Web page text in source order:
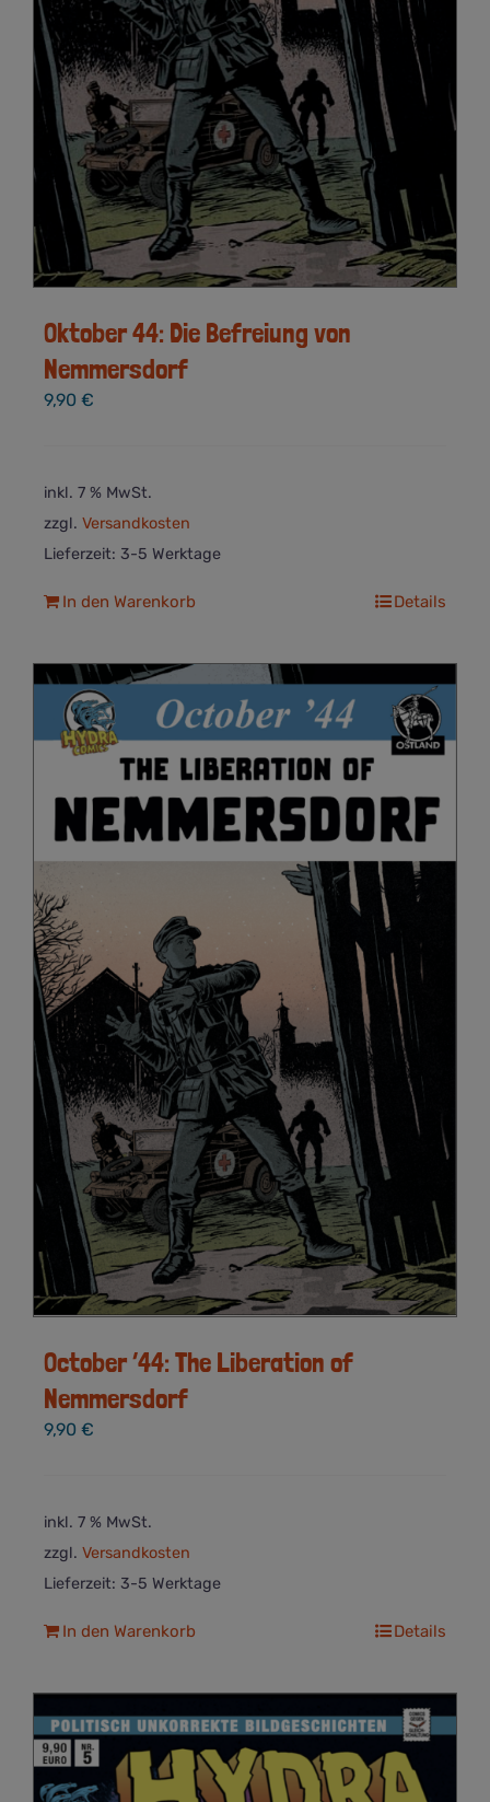
Oktober 44: Die Befreiung von
Nemmersdorf
9,90 €
inkl. 7 % MwSt.
zzgl. Versandkosten
Lieferzeit: 3-5 Werktage
In den Warenkorb Details
October ’44: The Liberation of
Nemmersdorf
9,90 €
inkl. 7 % MwSt.
zzgl. Versandkosten
Lieferzeit: 3-5 Werktage
In den Warenkorb Details